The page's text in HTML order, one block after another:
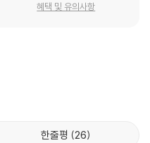
입을 최소화하고 정부의 힘을
주의는 경제적 자유의 체제이
같이 간단명료하며 논리적인 그
한 지표가 될 것이다.
유』는 시카고대학교 출판부가 2
것이다.
혜택 및 유의사항
한줄평 26